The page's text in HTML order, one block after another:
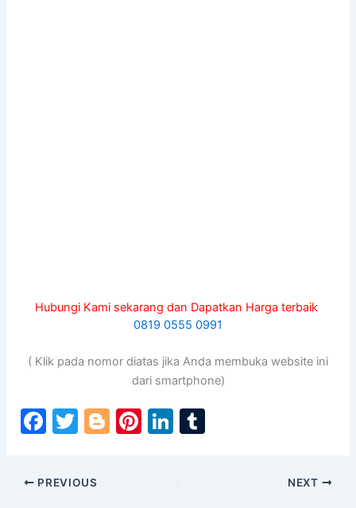
Hubungi Kami sekarang dan Dapatkan Harga terbaik
0819 0555 0991
( Klik pada nomor diatas jika Anda membuka website ini
dari smartphone)
F
c
e
T
itt
er
Bl Pi Li
PREVIOUS NEXT